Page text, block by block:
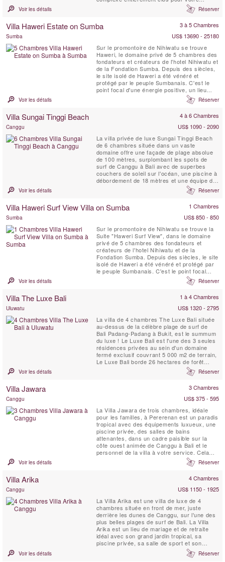
confort et votre sécurité. Les trois suites de
la villa possèdent chacune une salle de bain
la jungle ou la piscine.
Voir les détails Réserver
Villa Haweri Estate on Sumba 3 à 5 Chambres
Sumba
US$ 13690 - 25180
Sur le promontoire de Nihiwatu se trouve
Haweri, le domaine privé de 5 chambres des
fondateurs et créateurs de l'hotel Nihiwatu et
de la Fondation Sumba. Depuis des siècles,
le site isolé de Haweri a été vénéré et
protégé par le peuple Sumbanais. C'est le
point focal d'une énergie positive, un lieu
d'une beauté exceptionnelle qui est entouré
par la mer et la jungle tropicale vierge, une
Voir les détails Réserver
Villa Sungai Tinggi Beach 4 à 6 Chambres
Canggu
US$ 1090 - 2090
La villa privée de luxe Sungai Tinggi Beach
de 6 chambres située dans un vaste
domaine offre une façade de plage absolue
de 100 mètres, surplombant les spots de
surf de Canggu à Bali avec de superbes
couchers de soleil sur l'océan, une piscine à
débordement de 18 mètres et une équipe de
personnel professionnel pour choyer les
clients de la villa. Les propriétés comme la
Sungai Tinggi Beach Villa peut également
Voir les détails Réserver
Villa Haweri Surf View Villa on Sumba 1 Chambres
Sumba
US$ 850 - 850
Sur le promontoire de Nihiwatu se trouve la
Suite "Haweri Surf View", dans le domaine
privé de 5 chambres des fondateurs et
créateurs de l'hotel Nihiwatu et de la
Fondation Sumba. Depuis des siècles, le site
isolé de Haweri a été vénéré et protégé par
le peuple Sumbanais. C'est le point focal
d'une énergie positive, un lieu d'une beauté
exceptionnelle qui est entouré par la mer et
Voir les détails Réserver
Villa The Luxe Bali 1 à 4 Chambres
Uluwatu
US$ 1320 - 2795
La villa de 4 chambres The Luxe Bali située
au-dessus de la célèbre plage de surf de
Bali Padang-Padang à Bukit, est le summum
du luxe ! Le Luxe Bali est l'une des 3 seules
résidences privées au sein d'un domaine
fermé exclusif couvrant 5 000 m2 de terrain,
Le Luxe Bali borde 26 hectares de forêt
vierge. Perchée sur l'un des meilleurs
emplacements au sommet d'une falaise de
spot de surf et les plages en contrebas, le
Voir les détails Réserver
Villa Jawara 3 Chambres
Canggu
US$ 375 - 595
La Villa Jawara de trois chambres, idéale
pour les familles, à Pererenan est un paradis
tropical avec des équipements luxueux, une
piscine privée, des salles de bains
attenantes, dans un cadre paisible sur la
côte ouest animée de Canggu à Bali et le
personnel de la villa à votre service. Cela
pourrait être votre villa de luxe parfaite à Bali
! Le nom Jawara signifie « Aimer la paix ».
Voir les détails Réserver
Villa Arika 4 Chambres
Canggu
US$ 1150 - 1925
La Villa Arika est une villa de luxe de 4
chambres située en front de mer, juste
derrière les dunes de Canggu, sur l'une des
plus belles plages de surf de Bali. La Villa
Arika est un lieu de mariage et de retraite
idéal avec son grand jardin tropical, sa
piscine privée, sa salle de sport et son
personnel à plein temps. Cette villa de luxe
sur la plage offre une vue sur le Bukit de Bali
Voir les détails Réserver